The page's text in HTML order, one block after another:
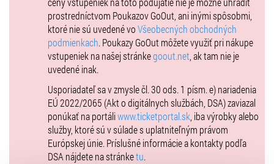
media@szlh.sk
Komentovaná prehliadka spolu s celou tour trvá približne 60 minút.
Do predaja putuje obmedzený počet 10 Tour vstupeniek na prvý
zápas Slovenska proti Nemecku a rovnaký počet aj na druhý zápas.
Vstupenka Zlatý Bažant Tour platí výlučne pre jednu osobu,
nevzťahuje sa na ňu pravidlo možnosti prísť s dieťaťom do 6 rokov
zadarmo. V prípade záujmu absolvovania Tour s dieťaťom je potrebné
zakúpiť ďalší lístok samostatne.
Informácie:
- Predaj obmedzený na max. 4 lístky
prostredníctvom Poukazov GoOut, ani inými spôsobmi,
ktoré nie sú uvedené voVšeobecných obchodných
podmienkach. Poukazy GoOut môžete využiť pri nákupe
vstupeniek na našej stránkegoout.net , ak tam nie je
uvedené inak.
Usporiadateľ sa v zmysle čl. 30 ods. 1 písm. e) nariadenia
EÚ 2022/2065 (Akt o digitálnych službách, DSA) zaviazal
ponúkať na portáliwww.ticketportal.sk , iba výrobky alebo
služby, ktoré sú v súlade s uplatniteľným právom
Európskej únie. Príslušné informácie a kontakty podľa
DSA nájdete na stránketu.